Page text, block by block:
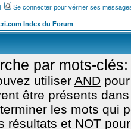
Se connecter pour vérifier ses
Index du Forum
par mots-clés:
utiliser AND
être présents
les mots qui
résultats et NOT